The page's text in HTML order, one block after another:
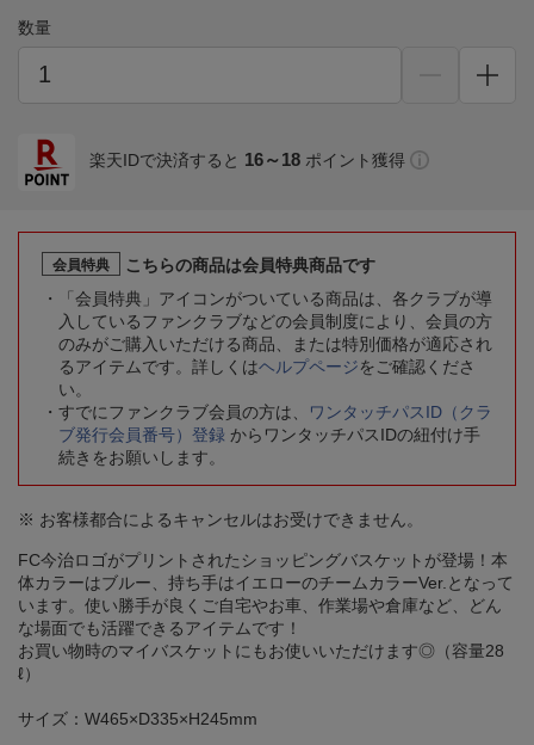
数量
楽天IDで決済すると 16～18 ポイント獲得
会員特典
こちらの商品は会員特典商品です
「会員特典」アイコンがついている商品は、各クラブが導
入しているファンクラブなどの会員制度により、会員の方
のみがご購入いただける商品、または特別価格が適応され
るアイテムです。詳しくはヘルプページをご確認くださ
い。
すでにファンクラブ会員の方は、
ワンタッチパスID（クラ
ブ発行会員番号）登録 からワンタッチパスIDの紐付け手
続きをお願いします。
※ お客様都合によるキャンセルはお受けできません。
FC今治ロゴがプリントされたショッピングバスケットが登場！本
体カラーはブルー、持ち手はイエローのチームカラーVer.となって
います。使い勝手が良くご自宅やお車、作業場や倉庫など、どん
な場面でも活躍できるアイテムです！
お買い物時のマイバスケットにもお使いいただけます◎（容量28
ℓ）
サイズ：W465×D335×H245mm